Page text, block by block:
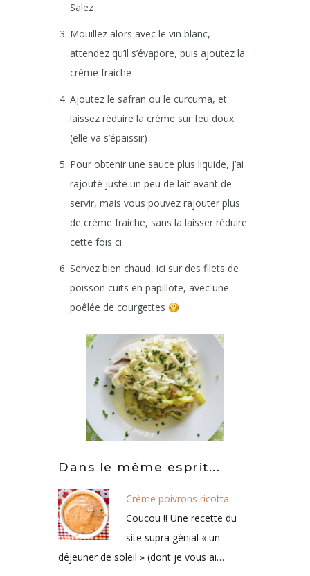
Salez
Mouillez alors avec le vin blanc,
attendez qu’il s’évapore, puis ajoutez la
crème fraiche
Ajoutez le safran ou le curcuma, et
laissez réduire la crème sur feu doux
(elle va s’épaissir)
Pour obtenir une sauce plus liquide, j’ai
rajouté juste un peu de lait avant de
servir, mais vous pouvez rajouter plus
de crème fraiche, sans la laisser réduire
cette fois ci
Servez bien chaud, ici sur des filets de
poisson cuits en papillote, avec une
poêlée de courgettes
Dans le même esprit...
Crème poivrons ricotta
Coucou !! Une recette du
site supra génial « un
déjeuner de soleil » (dont je vous ai…